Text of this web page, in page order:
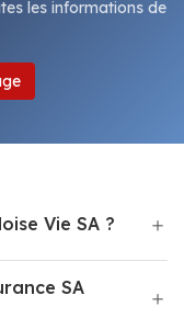
les informations de
Vie SA ?
SA